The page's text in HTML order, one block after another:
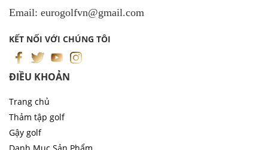
Email: eurogolfvn@gmail.com
KẾT NỐI VỚI CHÚNG TÔI
ĐIỀU KHOẢN
Trang chủ
Thảm tập golf
Gậy golf